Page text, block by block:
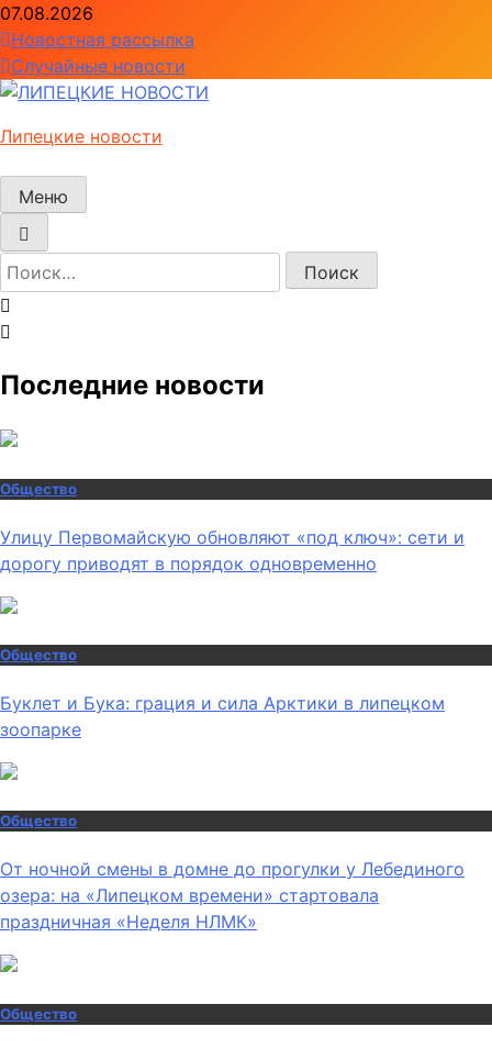
Перейти
к
содержимому
07.08.2026
Новостная рассылка
Случайные новости
Липецкие новости
Меню
Найти:
Последние новости
Общество
Улицу Первомайскую обновляют «под ключ»: сети и
дорогу приводят в порядок одновременно
Общество
Буклет и Бука: грация и сила Арктики в липецком
зоопарке
Общество
От ночной смены в домне до прогулки у Лебединого
озера: на «Липецком времени» стартовала
праздничная «Неделя НЛМК»
Общество